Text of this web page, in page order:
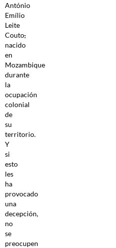
António
Emílio
Leite
Couto,
nacido
en
Mozambique
durante
la
ocupación
colonial
de
su
territorio.
Y
si
esto
les
ha
provocado
una
decepción,
no
se
preocupen